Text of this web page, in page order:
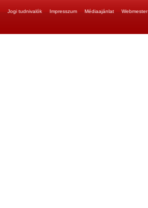
Jogi tudnivalók Impresszum Médiaajánlat Webmester